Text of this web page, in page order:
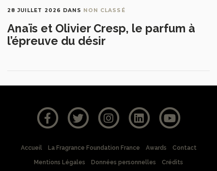
28 JUILLET 2026 DANS NON CLASSÉ
Anaïs et Olivier Cresp, le parfum à
l’épreuve du désir
Accueil La Fragrance Foundation France Awards Contact
Mentions Légales Données personnelles Crédits